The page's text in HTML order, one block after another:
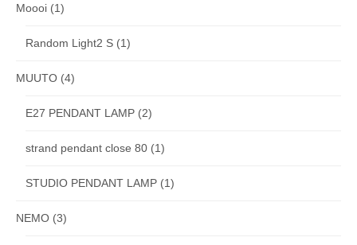
Moooi (1)
Random Light2 S (1)
MUUTO (4)
E27 PENDANT LAMP (2)
strand pendant close 80 (1)
STUDIO PENDANT LAMP (1)
NEMO (3)